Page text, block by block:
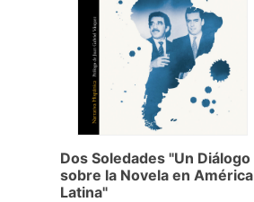
Dos Soledades "Un Diálogo
sobre la Novela en América
Latina"